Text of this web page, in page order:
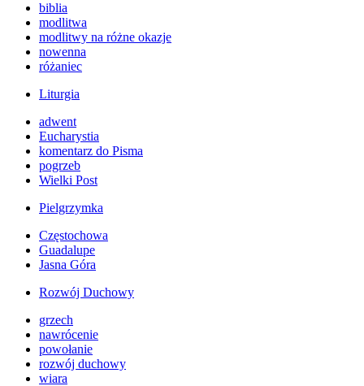
biblia
modlitwa
modlitwy na różne okazje
nowenna
różaniec
Liturgia
adwent
Eucharystia
komentarz do Pisma
pogrzeb
Wielki Post
Pielgrzymka
Częstochowa
Guadalupe
Jasna Góra
Rozwój Duchowy
grzech
nawrócenie
powołanie
rozwój duchowy
wiara